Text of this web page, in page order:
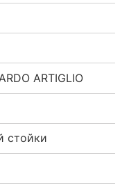
ARTIGLIO
стойки